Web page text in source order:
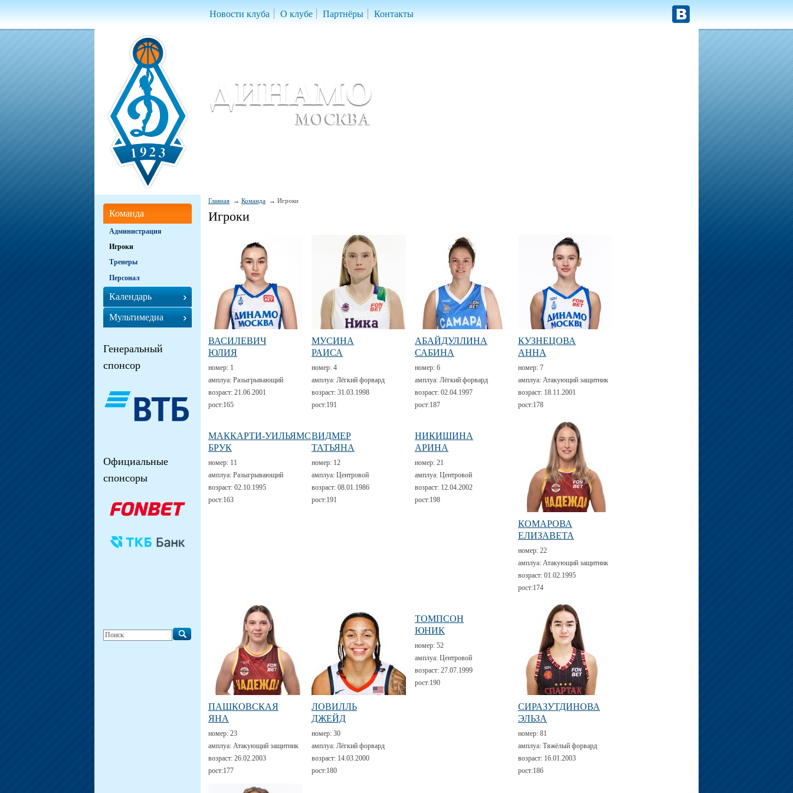
Новости клуба О клубе Партнёры Контакты
Главная Команда Игроки
Игроки
ВАСИЛЕВИЧ
ЮЛИЯ
номер: 1
амплуа: Разыгрывающий
возраст: 21.06.2001
рост:165
МУСИНА
РАИСА
номер: 4
амплуа: Лёгкий форвард
возраст: 31.03.1998
рост:191
АБАЙДУЛЛИНА
САБИНА
номер: 6
амплуа: Лёгкий форвард
возраст: 02.04.1997
рост:187
КУЗНЕЦОВА
АННА
номер: 7
амплуа: Атакующий защитник
возраст: 18.11.2001
рост:178
МАККАРТИ-УИЛЬЯМС
БРУК
номер: 11
амплуа: Разыгрывающий
возраст: 02.10.1995
рост:163
ВИДМЕР
ТАТЬЯНА
номер: 12
амплуа: Центровой
возраст: 08.01.1986
рост:191
НИКИШИНА
АРИНА
номер: 21
амплуа: Центровой
возраст: 12.04.2002
рост:198
КОМАРОВА
ЕЛИЗАВЕТА
номер: 22
амплуа: Атакующий защитник
возраст: 01.02.1995
рост:174
ПАШКОВСКАЯ
ЯНА
номер: 23
амплуа: Атакующий защитник
возраст: 26.02.2003
рост:177
ЛОВИЛЛЬ
ДЖЕЙД
номер: 30
амплуа: Лёгкий форвард
возраст: 14.03.2000
рост:180
ТОМПСОН
ЮНИК
номер: 52
амплуа: Центровой
возраст: 27.07.1999
рост:190
СИРАЗУТДИНОВА
ЭЛЬЗА
номер: 81
амплуа: Тяжёлый форвард
возраст: 16.01.2003
рост:186
Команда
Администрация
Игроки
Тренеры
Персонал
Календарь
Мультимедиа
Генеральный
спонсор
Официальные
спонсоры